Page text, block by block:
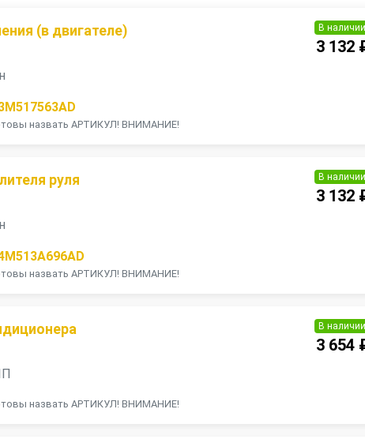
(в двигателе)
назвать АРТИКУЛ! ВНИМАНИЕ!
В наличии
3 132
руля
назвать АРТИКУЛ! ВНИМАНИЕ!
В наличии
3 132
назвать АРТИКУЛ! ВНИМАНИЕ!
В наличии
3 654